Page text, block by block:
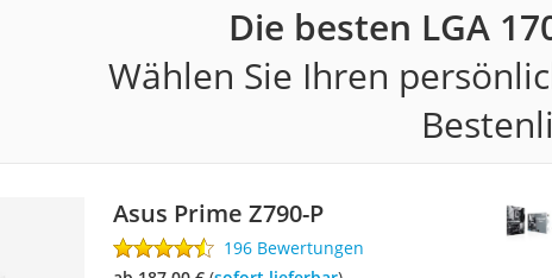
Die besten LGA
Wählen Sie Ihren
Asus Prime Z790-P
196 Bewertungen